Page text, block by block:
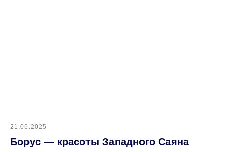
21.06.2025
Борус — красоты Западного Саяна